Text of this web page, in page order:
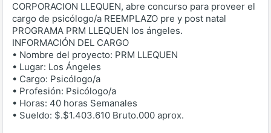
CORPORACION LLEQUEN, abre concurso para proveer el
cargo de psicólogo/a REEMPLAZO pre y post natal
PROGRAMA PRM LLEQUEN los ángeles.
INFORMACIÓN DEL CARGO
• Nombre del proyecto: PRM LLEQUEN
• Lugar: Los Ángeles
• Cargo: Psicólogo/a
• Profesión: Psicólogo/a
• Horas: 40 horas Semanales
• Sueldo: $.$1.403.610 Bruto.000 aprox.